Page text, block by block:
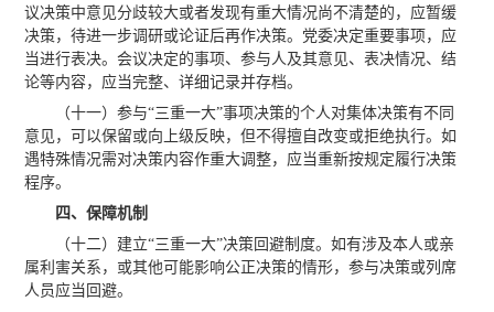
议决策中意见分歧较大或者发现有重大情况尚不清楚的，应暂缓
决策，待进一步调研或论证后再作决策。党委决定重要事项，应
当进行表决。会议决定的事项、参与人及其意见、表决情况、结
论等内容，应当完整、详细记录并存档。
（十一）参与“三重一大”事项决策的个人对集体决策有不同
意见，可以保留或向上级反映，但不得擅自改变或拒绝执行。如
遇特殊情况需对决策内容作重大调整，应当重新按规定履行决策
程序。
四、保障机制
（十二）建立“三重一大”决策回避制度。如有涉及本人或亲
属利害关系，或其他可能影响公正决策的情形，参与决策或列席
人员应当回避。